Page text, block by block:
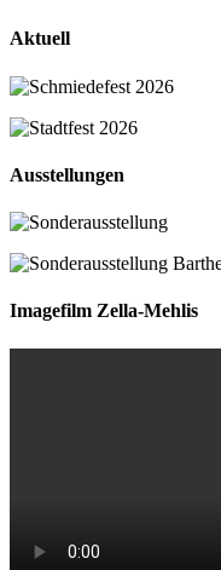
Aktuell
Ausstellungen
Imagefilm Zella-Mehlis